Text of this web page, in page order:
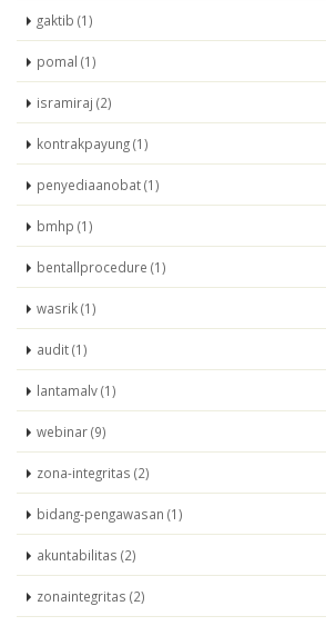
gaktib (1)
pomal (1)
isramiraj (2)
kontrakpayung (1)
penyediaanobat (1)
bmhp (1)
bentallprocedure (1)
wasrik (1)
audit (1)
lantamalv (1)
webinar (9)
zona-integritas (2)
bidang-pengawasan (1)
akuntabilitas (2)
zonaintegritas (2)